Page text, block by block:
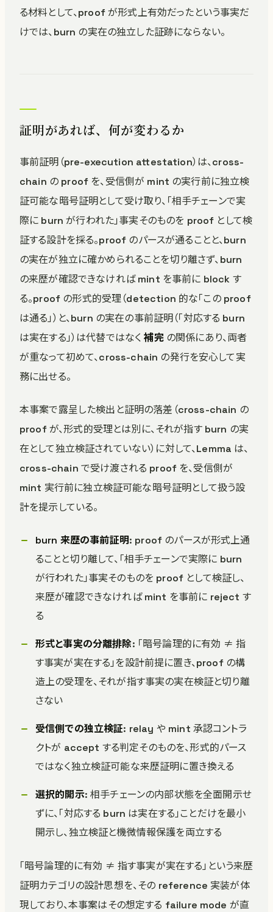
る材料として、proof が形式上有効だったという事実だ
けでは、burn の実在の独立した証跡にならない。
証明があれば、何が変わるか
事前証明（pre-execution attestation）は、cross-
chain の proof を、受信側が mint の実行前に独立検
証可能な暗号証明として受け取り、「相手チェーンで実
際に burn が行われた」事実そのものを proof として検
証する設計を採る。proof のパースが通ることと、burn
の実在が独立に確かめられることを切り離さず、burn
の来歴が確認できなければ mint を事前に block す
る。proof の形式的受理（detection 的な「この proof
は通る」）と、burn の実在の事前証明（「対応する burn
は実在する」）は代替ではなく補完の関係にあり、両者
が重なって初めて、cross-chain の発行を安心して実
務に出せる。
本事案で露呈した検出と証明の落差（cross-chain の
proof が、形式的受理とは別に、それが指す burn の実
在として独立検証されていない）に対して、Lemma は、
cross-chain で受け渡される proof を、受信側が
mint 実行前に独立検証可能な暗号証明として扱う設
計を提示している。
burn 来歴の事前証明: proof のパースが形式上通
ることと切り離して、「相手チェーンで実際に burn
が行われた」事実そのものを proof として検証し、
来歴が確認できなければ mint を事前に reject す
る
形式と事実の分離排除: 「暗号論理的に有効 ≠ 指
す事実が実在する」を設計前提に置き、proof の構
造上の受理を、それが指す事実の実在検証と切り離
さない
受信側での独立検証: relay や mint 承認コントラ
クトが accept する判定そのものを、形式的パース
ではなく独立検証可能な来歴証明に置き換える
選択的開示: 相手チェーンの内部状態を全面開示せ
ずに、「対応する burn は実在する」ことだけを最小
開示し、独立検証と機微情報保護を両立する
「暗号論理的に有効 ≠ 指す事実が実在する」という来歴
証明カテゴリの設計思想を、その reference 実装が体
現しており、本事案はその想定する failure mode が直